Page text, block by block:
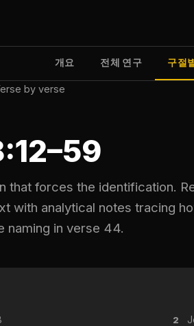
개요 전체 연구 구절별
by verse
that forces the identification.
with analytical notes tracing
naming in verse 44.
2